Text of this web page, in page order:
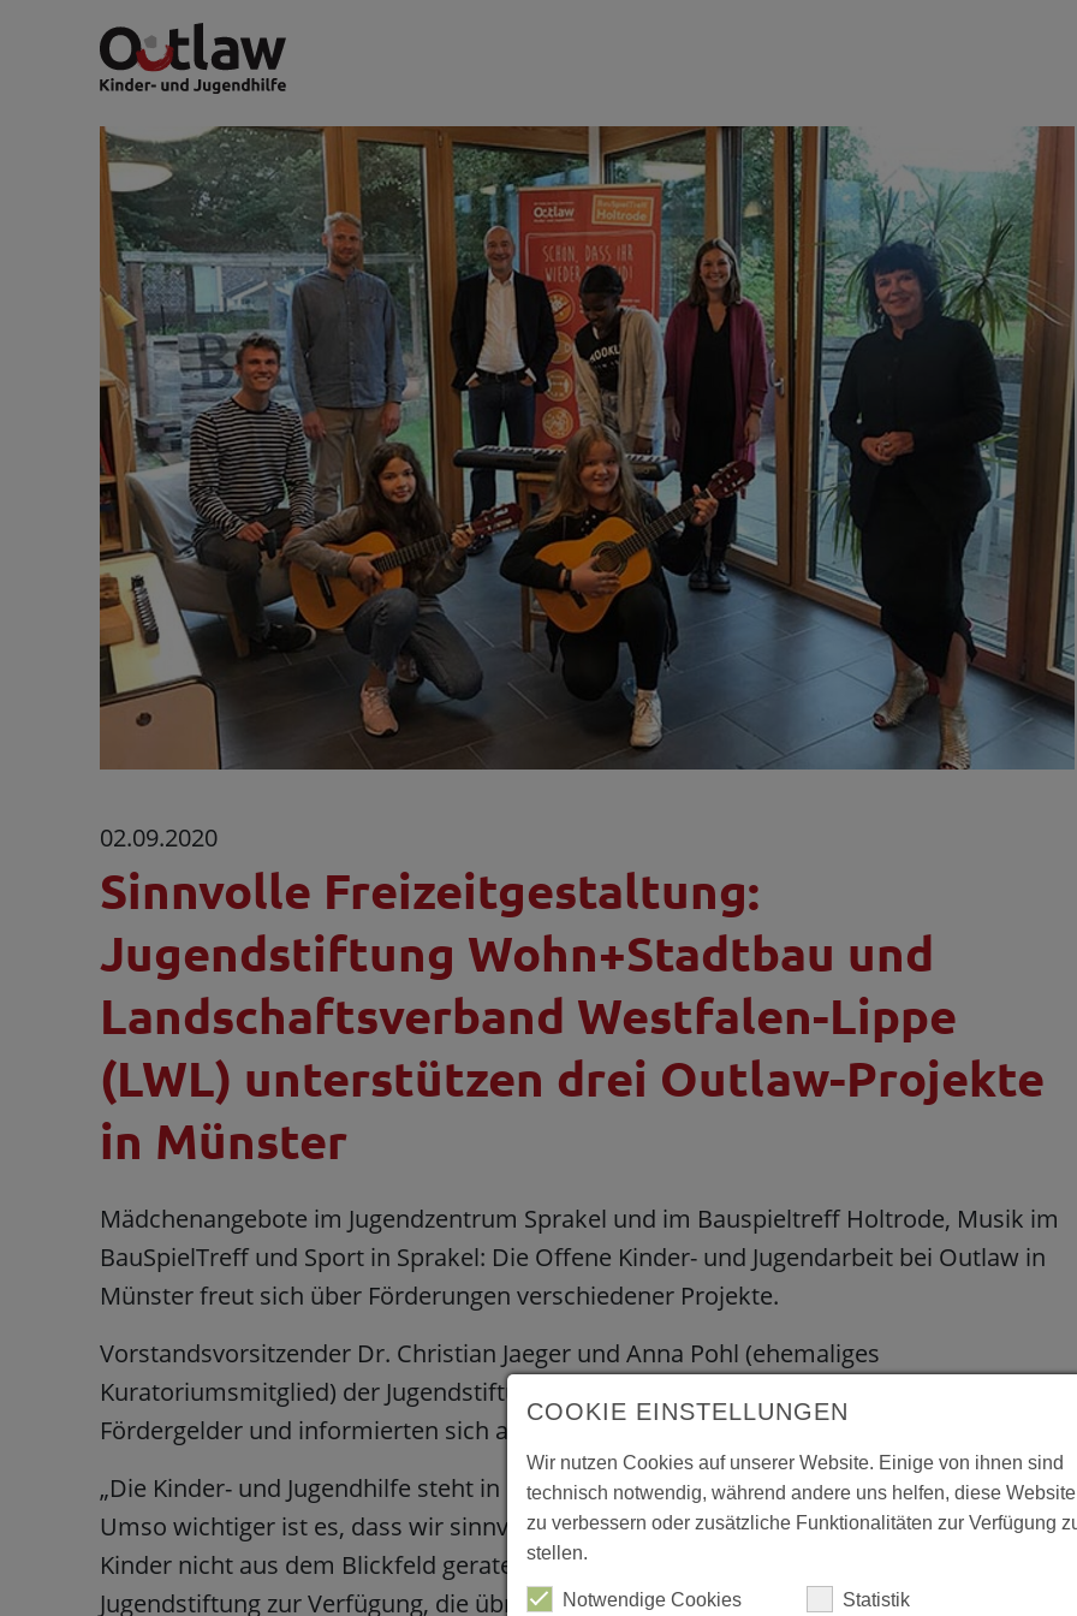
02.09.2020
Sinnvolle Freizeitgestaltung:
Jugendstiftung Wohn+Stadtbau und
Landschaftsverband Westfalen-Lippe
(LWL) unterstützen drei Outlaw-Projekte
in Münster
Mädchenangebote im Jugendzentrum Sprakel und im Bauspieltreff Holtrode, Musik im
BauSpielTreff und Sport in Sprakel: Die Offene Kinder- und Jugendarbeit bei Outlaw in
Münster freut sich über Förderungen verschiedener Projekte.
Vorstandsvorsitzender Dr. Christian Jaeger und Anna Pohl (ehemaliges
Kuratoriumsmitglied) der Jugendstiftung Wohn+Stadtbau überbrachten persönlich ihre
Fördergelder und informierten sich ausführlich über die Arbeit der Einrichtungen.
„Die Kinder- und Jugendhilfe steht in der Corona-Krise vor großen Herausforderungen.
Umso wichtiger ist es, dass wir sinnvolle und kreative Angebote unterstützen, damit die
Kinder nicht aus dem Blickfeld geraten.“, erläutert Jaeger. 1.900 Euro stellt die
Jugendstiftung zur Verfügung, die übrigen Kosten finanziert der LWL.
COOKIE EINSTELLUNGEN
Wir nutzen Cookies auf unserer Website. Einige von ihnen sind
technisch notwendig, während andere uns helfen, diese Website
zu verbessern oder zusätzliche Funktionalitäten zur Verfügung
stellen.
Notwendige Cookies Statistik